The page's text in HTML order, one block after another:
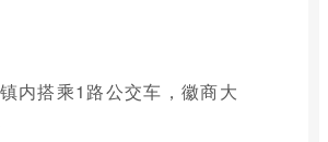
内搭乘1路公交车，徽商大